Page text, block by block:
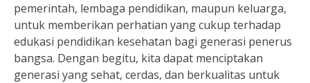
pemerintah, lembaga pendidikan, maupun keluarga,
untuk memberikan perhatian yang cukup terhadap
edukasi pendidikan kesehatan bagi generasi penerus
bangsa. Dengan begitu, kita dapat menciptakan
generasi yang sehat, cerdas, dan berkualitas untuk